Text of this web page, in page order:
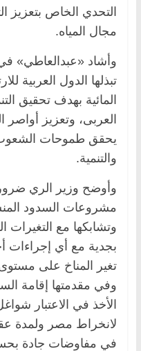
التحدي الخاص بتعزيز
مجال المياه.
وأشاد «عبدالعاطي» في
تبذلها الدول العربية
المائية بهدف تحقيق
العربى، وتعزيز أواصر
يحقق طموحات الشعوب
والتنمية.
وأوضح وزير الري
مشروعات السدود
وتشابكها مع التغيرات
بجدية مع أي إجراءات
تغير المناخ على
وفي مقدمتها إقامة
الأخذ في الاعتبار
لانخراط مصر ولمدة
في مفاوضات جادة